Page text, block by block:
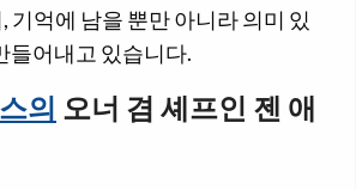
기억에 남을 뿐만 아니라 의미 있
들어내고 있습니다.
의오너 겸 셰프인 젠 애